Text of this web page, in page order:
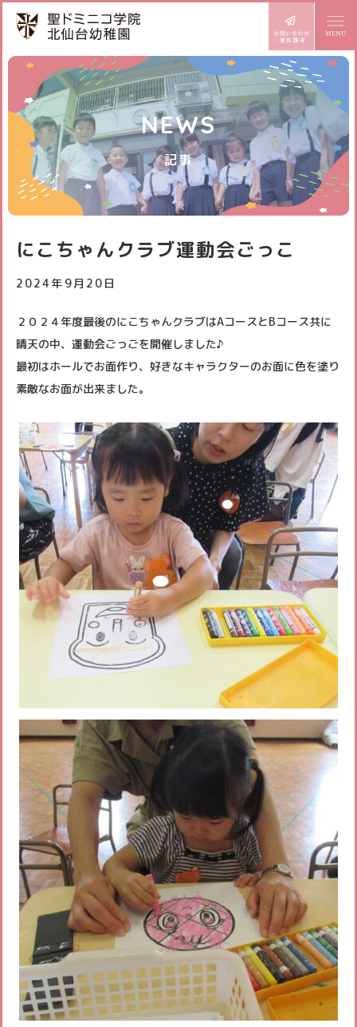
ドミニコの魅力
園長より
めざす子ども像
年齢別活動
幼稚園での生活
1日の流れ
課外教室
年間行事
BLOG どみにこ通信
施設設備
園の設備
入園案内
園児募集要項
預かり保育
パンフレット
各種書類ダウンロード
サイトマップ
アクセス
スクールバス
個人情報保護方針
NEWS
記事
にこちゃんクラブ運動会ごっこ
2024年9月20日
２０２４年度最後のにこちゃんクラブはAコースとBコース共に
晴天の中、運動会ごっごを開催しました♪
最初はホールでお面作り、好きなキャラクターのお面に色を塗り
素敵なお面が出来ました。